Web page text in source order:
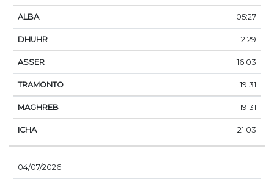
05:27
12:29
16:03
19:31
19:31
21:03
04/07/2026